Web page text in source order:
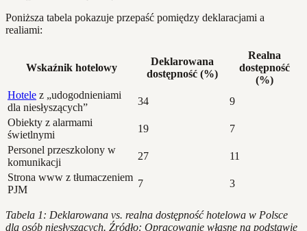
Poniższa tabela pokazuje przepaść pomiędzy deklaracjami a
realiami:
Wskaźnik hotelowy
Deklarowana
dostępność (%)
Realna
dostępność
(%)
Hotele z „udogodnieniami
dla niesłyszących”
34
9
Obiekty z alarmami
świetlnymi
19
7
Personel przeszkolony w
komunikacji
27
11
Strona www z tłumaczeniem
PJM
7 3
Tabela 1: Deklarowana vs. realna dostępność hotelowa w Polsce
dla osób niesłyszących. Źródło: Opracowanie własne na podstawie